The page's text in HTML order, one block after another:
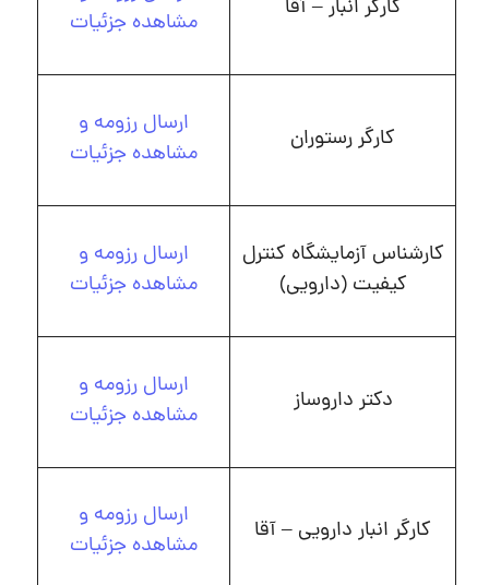
کارگر انبار – آقا
مشاهده جزئیات
کارگر رستوران
ارسال رزومه و
مشاهده جزئیات
کارشناس آزمایشگاه کنترل
کیفیت (دارویی)
ارسال رزومه و
مشاهده جزئیات
دکتر داروساز
ارسال رزومه و
مشاهده جزئیات
کارگر انبار دارویی – آقا
ارسال رزومه و
مشاهده جزئیات